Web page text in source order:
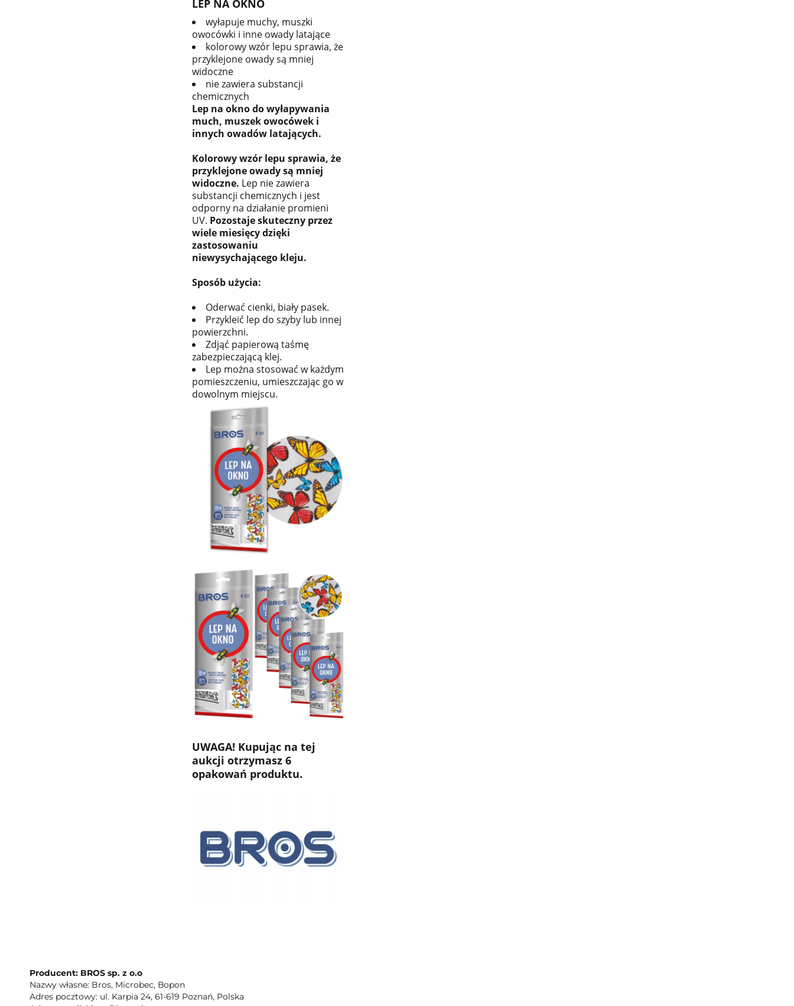
LEP NA OKNO
wyłapuje muchy, muszki
owocówki i inne owady latające
kolorowy wzór lepu sprawia, że
przyklejone owady są mniej
widoczne
nie zawiera substancji
chemicznych
Lep na okno do wyłapywania
much, muszek owocówek i
innych owadów latających.
Kolorowy wzór lepu sprawia, że
przyklejone owady są mniej
widoczne. Lep nie zawiera
substancji chemicznych i jest
odporny na działanie promieni
UV. Pozostaje skuteczny przez
wiele miesięcy dzięki
zastosowaniu
niewysychającego kleju.
Sposób użycia:
Oderwać cienki, biały pasek.
Przykleić lep do szyby lub innej
powierzchni.
Zdjąć papierową taśmę
zabezpieczającą klej.
Lep można stosować w każdym
pomieszczeniu, umieszczając go w
dowolnym miejscu.
UWAGA! Kupując na tej
aukcji otrzymasz 6
opakowań produktu.
Producent: BROS sp. z o.o
Nazwy własne: Bros, Microbec, Bopon
Adres pocztowy: ul. Karpia 24, 61-619 Poznań, Polska